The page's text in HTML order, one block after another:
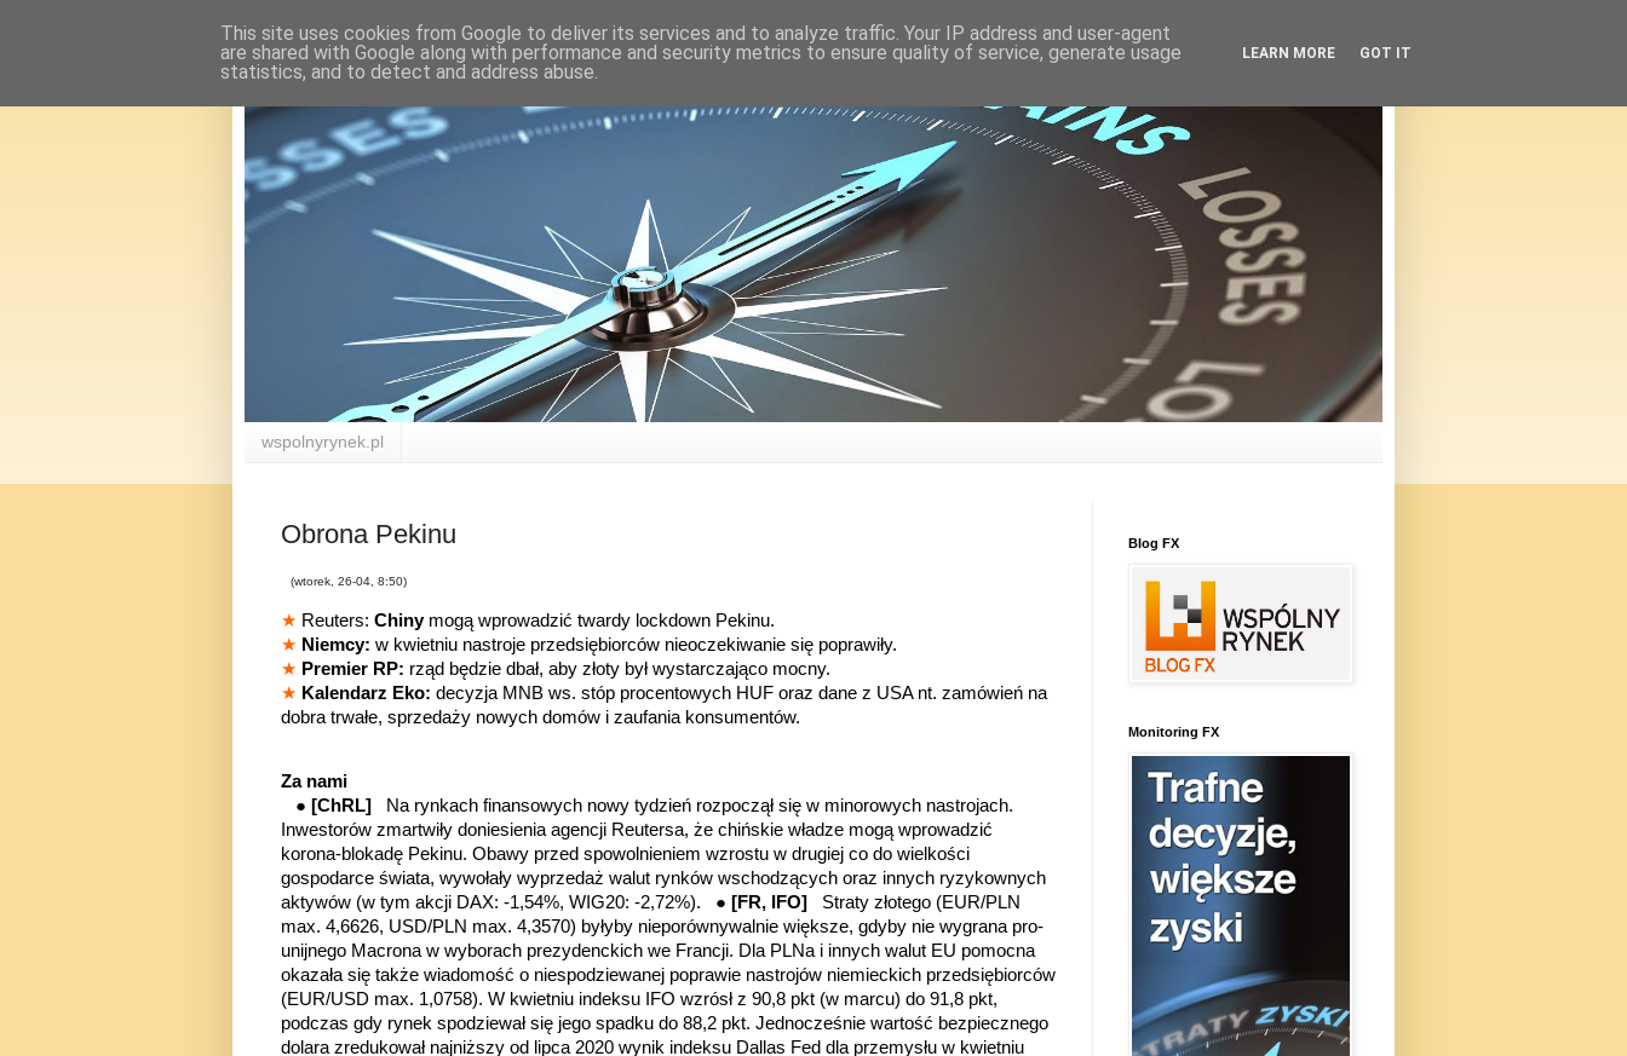
wspolnyrynek.pl
Obrona Pekinu
(wtorek, 26-04, 8:50)
★ Reuters: Chinymogą wprowadzić twardy lockdown Pekinu.
★ Niemcy: w kwietniu nastroje przedsiębiorców nieoczekiwanie się poprawiły.
★ Premier RP: rząd będzie dbał, aby złoty był wystarczająco mocny.
★ Kalendarz Eko: decyzja MNB ws. stóp procentowych HUF oraz dane z USA nt. zamówień na
dobra trwałe, sprzedaży nowych domów i zaufania konsumentów.
Za nami
● [ChRL]
Na rynkach finansowych nowy tydzień rozpoczął się w minorowych nastrojach.
Inwestorów zmartwiły doniesienia agencji Reutersa, że chińskie władze mogą wprowadzić
korona-blokadę Pekinu. Obawy przed spowolnieniem wzrostu w drugiej co do wielkości
gospodarce świata, wywołały wyprzedaż walut rynków wschodzących oraz innych ryzykownych
aktywów (w tym akcji DAX: -1,54%, WIG20: -2,72%). ● [FR, IFO] Straty złotego (EUR/PLN
max. 4,6626, USD/PLN max. 4,3570) byłyby nieporównywalnie większe, gdyby nie wygrana pro-
unijnego Macrona w wyborach prezydenckich we Francji. Dla PLNa i innych walut EU pomocna
okazała się także wiadomość o niespodziewanej poprawie nastrojów niemieckich przedsiębiorców
(EUR/USD max. 1,0758). W kwietniu indeksu IFO wzrósł z 90,8 pkt (w marcu) do 91,8 pkt,
podczas gdy rynek spodziewał się jego spadku do 88,2 pkt. Jednocześnie wartość bezpiecznego
dolara zredukował najniższy od lipca 2020 wynik indeksu Dallas Fed dla przemysłu w kwietniu
Blog FX
Monitoring FX
This site uses cookies from Google to deliver its services and to analyze traffic. Your IP address and user-agent
are shared with Google along with performance and security metrics to ensure quality of service, generate usage
statistics, and to detect and address abuse.
LEARN MORE GOT IT